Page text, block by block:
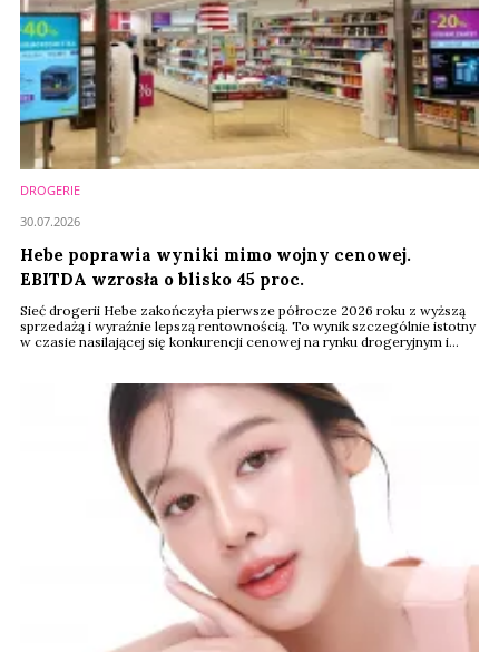
DROGERIE
Hebe poprawia wyniki mimo wojny cenowej.
EBITDA wzrosła o blisko 45 proc.
Sieć drogerii Hebe zakończyła pierwsze półrocze 2026 roku z wyższą
sprzedażą i wyraźnie lepszą rentownością. To wynik szczególnie istotny
w czasie nasilającej się konkurencji cenowej na rynku drogeryjnym i
30.07.2026